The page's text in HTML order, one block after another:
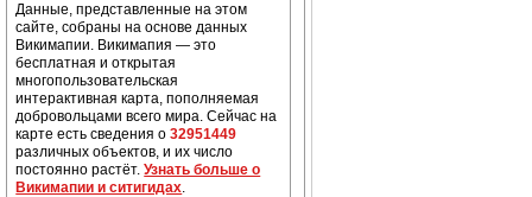
Данные, представленные на этом
сайте, собраны на основе данных
Викимапии. Викимапия — это
бесплатная и открытая
многопользовательская
интерактивная карта, пополняемая
добровольцами всего мира. Сейчас на
карте есть сведения о32951449
различных объектов, и их число
постоянно растёт.Узнать больше о
Викимапии и ситигидах.